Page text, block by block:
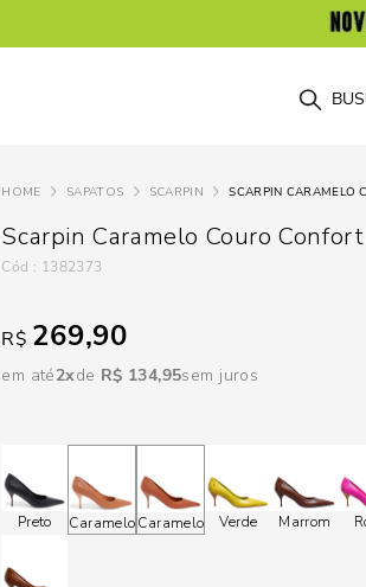
O que você está procurando?
SAPATOS SCARPIN SCARPIN CARAMELO
Scarpin Caramelo Couro
: 1382373
R$ 269,90
em até2 R$ 134,95sem juros
Preto CarameloCaramelo Verde Marrom